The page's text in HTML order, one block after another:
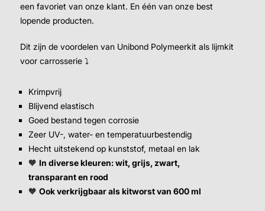
een favoriet van onze klant. En één van onze best
lopende producten.
Dit zijn de voordelen van Unibond Polymeerkit als lijmkit
voor carrosserie ⤵
Krimpvrij
Blijvend elastisch
Goed bestand tegen corrosie
Zeer UV-, water- en temperatuurbestendig
Hecht uitstekend op kunststof, metaal en lak
🧡In diverse kleuren: wit, grijs, zwart,
transparant en rood
🧡Ook verkrijgbaar als kitworst van 600 ml